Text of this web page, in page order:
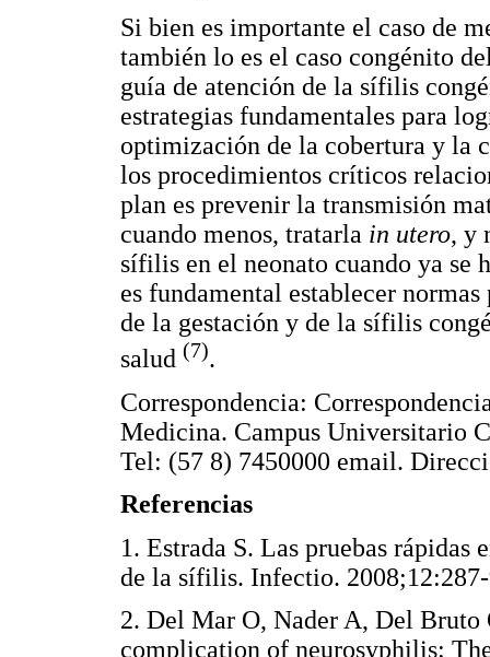
Si bien es importante el caso de
también lo es el caso congénito
guía de atención de la sífilis
estrategias fundamentales para
optimización de la cobertura y la
los procedimientos críticos
plan es prevenir la transmisión
cuando menos, tratarla in utero, y
sífilis en el neonato cuando ya se
es fundamental establecer
de la gestación y de la sífilis
salud (7).
Correspondencia:
Medicina. Campus Universitario
Tel: (57 8) 7450000 email.
Referencias
1. Estrada S. Las pruebas
de la sífilis. Infectio.
2. Del Mar O, Nader A, Del Bruto
complication of neurosyphilis: